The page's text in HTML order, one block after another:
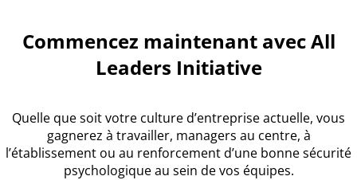
Commencez maintenant avec All
Leaders Initiative
Quelle que soit votre culture d’entreprise actuelle, vous
gagnerez à travailler, managers au centre, à
l’établissement ou au renforcement d’une bonne sécurité
psychologique au sein de vos équipes.